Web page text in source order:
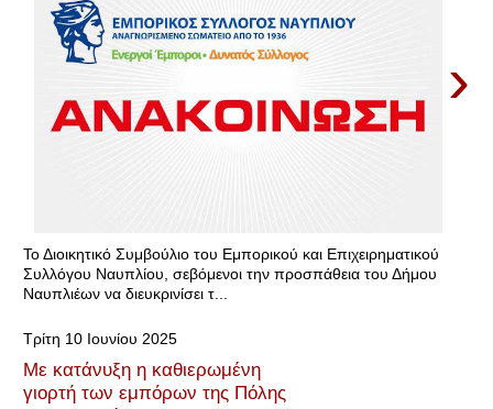
›
Το Διοικητικό Συμβούλιο του Εμπορικού και Επιχειρηματικού
Συλλόγου Ναυπλίου, σεβόμενοι την προσπάθεια του Δήμου
Ναυπλιέων να διευκρινίσει τ...
Τρίτη 10 Ιουνίου 2025
Με κατάνυξη η καθιερωμένη
γιορτή των εμπόρων της Πόλης